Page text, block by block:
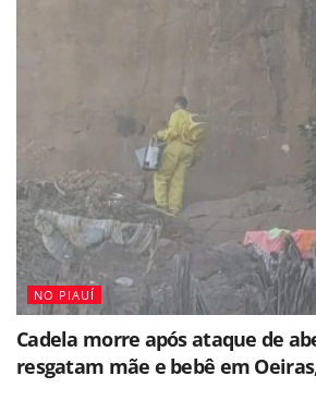
NO PIAUÍ
Cadela morre após ataque de
resgatam mãe e bebê em